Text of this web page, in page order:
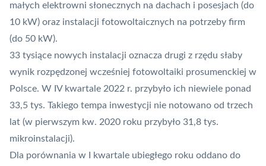
małych elektrowni słonecznych na dachach i posesjach (do
10 kW) oraz instalacji fotowoltaicznych na potrzeby firm
(do 50 kW).
33 tysiące nowych instalacji oznacza drugi z rzędu słaby
wynik rozpędzonej wcześniej fotowoltaiki prosumenckiej w
Polsce. W IV kwartale 2022 r. przybyło ich niewiele ponad
33,5 tys. Takiego tempa inwestycji nie notowano od trzech
lat (w pierwszym kw. 2020 roku przybyło 31,8 tys.
mikroinstalacji).
Dla porównania w I kwartale ubiegłego roku oddano do